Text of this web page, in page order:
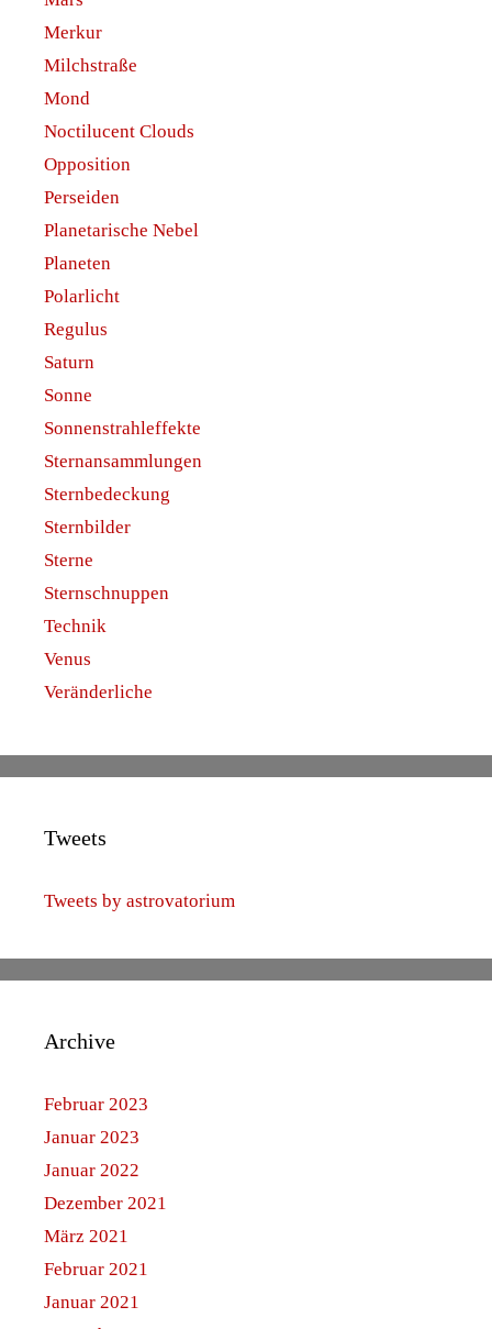
Merkur
Milchstraße
Mond
Noctilucent Clouds
Opposition
Perseiden
Planetarische Nebel
Planeten
Polarlicht
Regulus
Saturn
Sonne
Sonnenstrahleffekte
Sternansammlungen
Sternbedeckung
Sternbilder
Sterne
Sternschnuppen
Technik
Venus
Veränderliche
Tweets
Tweets by astrovatorium
Archive
Februar 2023
Januar 2023
Januar 2022
Dezember 2021
März 2021
Februar 2021
Januar 2021